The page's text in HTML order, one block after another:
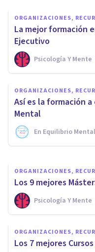
ORGANIZACIONES,
La mejor formación
Ejecutivo
Psicología Y Mente
ORGANIZACIONES,
Así es la formación
Mental
En Equilibrio Mental
Los 11
Gestión del
Xavier Molina
ORGANIZACIONES,
Los 9 mejores
Psicología Y Mente
ORGANIZACIONES,
Los 7 mejores